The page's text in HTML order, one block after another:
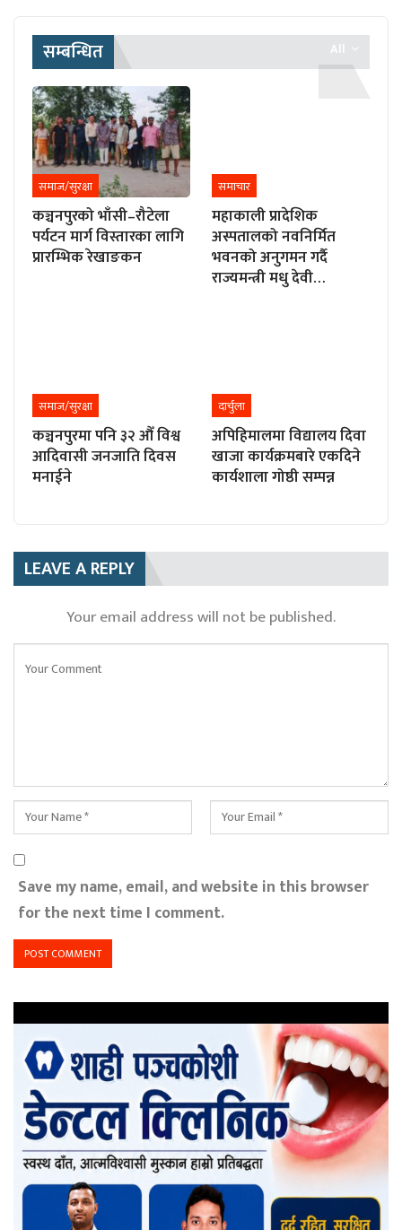
All
सम्बन्धित
समाज/सुरक्षा
कञ्चनपुरको भाँसी–रौटेला
पर्यटन मार्ग विस्तारका लागि
प्रारम्भिक रेखाङकन
समाचार
महाकाली प्रादेशिक
अस्पतालको नवनिर्मित
भवनको अनुगमन गर्दै
राज्यमन्त्री मधु देवी…
समाज/सुरक्षा
कञ्चनपुरमा पनि ३२ औँ विश्व
आदिवासी जनजाति दिवस
मनाईने
दार्चुला
अपिहिमालमा विद्यालय दिवा
खाजा कार्यक्रमबारे एकदिने
कार्यशाला गोष्ठी सम्पन्न
LEAVE A REPLY
Your email address will not be published.
Save my name, email, and website in this browser
for the next time I comment.